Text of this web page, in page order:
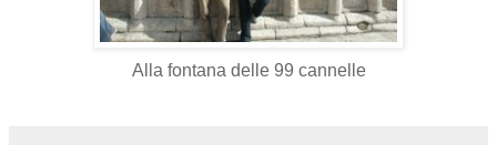
Alla fontana delle 99 cannelle